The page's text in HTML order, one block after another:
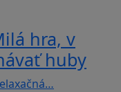
hra, v
huby